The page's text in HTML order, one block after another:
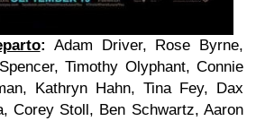
: Adam Driver, Rose Byrne,
Timothy Olyphant, Connie
Kathryn Hahn, Tina Fey, Dax
Corey Stoll, Ben Schwartz, Aaron